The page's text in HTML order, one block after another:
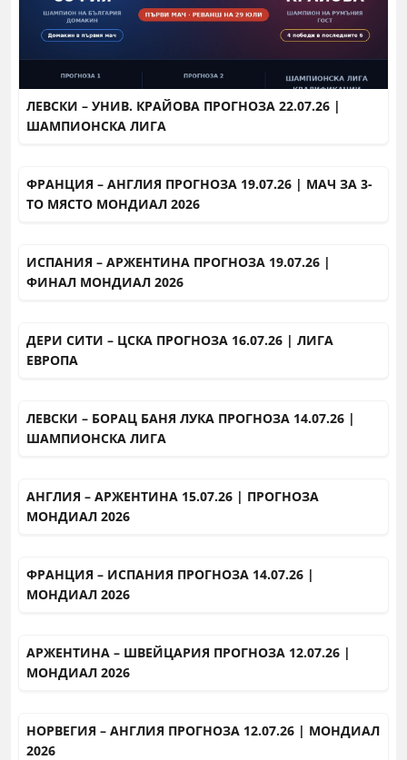
ЛЕВСКИ – УНИВ. КРАЙОВА ПРОГНОЗА 22.07.26 |
ШАМПИОНСКА ЛИГА
ФРАНЦИЯ – АНГЛИЯ ПРОГНОЗА 19.07.26 | МАЧ ЗА 3-
ТО МЯСТО МОНДИАЛ 2026
ИСПАНИЯ – АРЖЕНТИНА ПРОГНОЗА 19.07.26 |
ФИНАЛ МОНДИАЛ 2026
ДЕРИ СИТИ – ЦСКА ПРОГНОЗА 16.07.26 | ЛИГА
ЕВРОПА
ЛЕВСКИ – БОРАЦ БАНЯ ЛУКА ПРОГНОЗА 14.07.26 |
ШАМПИОНСКА ЛИГА
АНГЛИЯ – АРЖЕНТИНА 15.07.26 | ПРОГНОЗА
МОНДИАЛ 2026
ФРАНЦИЯ – ИСПАНИЯ ПРОГНОЗА 14.07.26 |
МОНДИАЛ 2026
АРЖЕНТИНА – ШВЕЙЦАРИЯ ПРОГНОЗА 12.07.26 |
МОНДИАЛ 2026
НОРВЕГИЯ – АНГЛИЯ ПРОГНОЗА 12.07.26 | МОНДИАЛ
2026